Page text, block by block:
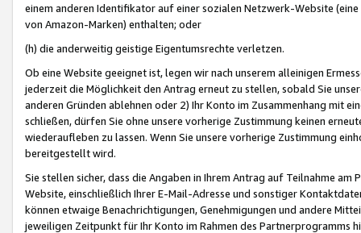
einem anderen Identifikator auf einer sozialen Netzwerk-Website
von Amazon-Marken) enthalten; oder
(h) die anderweitig geistige Eigentumsrechte verletzen.
Ob eine Website geeignet ist, legen wir nach unserem alleinigen
jederzeit die Möglichkeit den Antrag erneut zu stellen, sobald Sie
anderen Gründen ablehnen oder 2) Ihr Konto im Zusammenhang mit
schließen, dürfen Sie ohne unsere vorherige Zustimmung keinen
wiederaufleben zu lassen. Wenn Sie unsere vorherige Zustimmung
bereitgestellt wird.
Sie stellen sicher, dass die Angaben in Ihrem Antrag auf Teilnahme
Website, einschließlich Ihrer E-Mail-Adresse und sonstiger
können etwaige Benachrichtigungen, Genehmigungen und andere
jeweiligen Zeitpunkt für Ihr Konto im Rahmen des Partnerprogramms